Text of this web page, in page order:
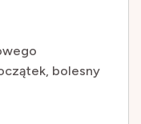
bolesny